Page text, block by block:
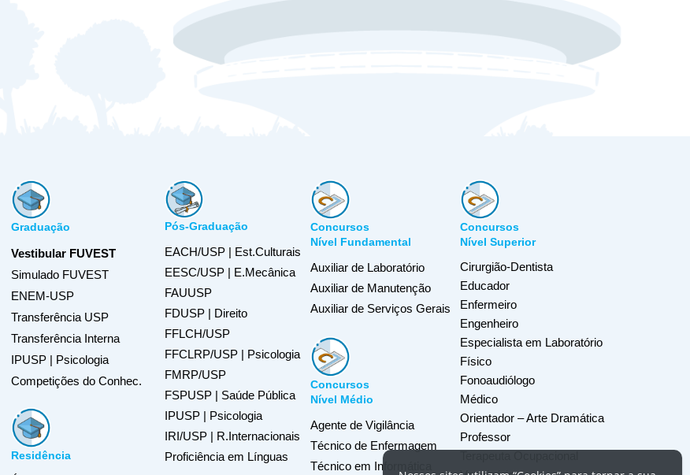
Graduação
Vestibular FUVEST
Simulado FUVEST
ENEM-USP
Transferência USP
Transferência Interna
IPUSP | Psicologia
Competições do Conhec.
Residência
Pós-Graduação
EACH/USP | Est.Culturais
EESC/USP | E.Mecânica
FAUUSP
FDUSP | Direito
FFLCH/USP
FFCLRP/USP | Psicologia
FMRP/USP
FSPUSP | Saúde Pública
IPUSP | Psicologia
IRI/USP | R.Internacionais
Proficiência em Línguas
Concursos
Nível Fundamental
Auxiliar de Laboratório
Auxiliar de Manutenção
Auxiliar de Serviços Gerais
Concursos
Nível Médio
Agente de Vigilância
Técnico de Enfermagem
Técnico em Informática
Concursos
Nível Superior
Cirurgião-Dentista
Educador
Enfermeiro
Engenheiro
Especialista em Laboratório
Físico
Fonoaudiólogo
Médico
Orientador – Arte Dramática
Professor